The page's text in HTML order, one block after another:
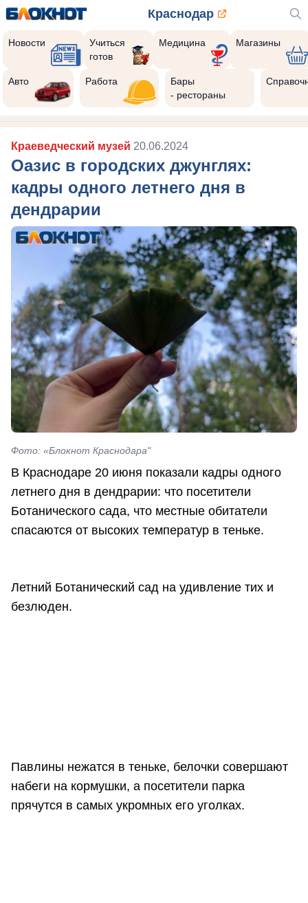
Краснодар
Новости
Учиться
готов
Медицина Магазины
Авто Работа
Бары
- рестораны
Краеведческий музей 20.06.2024
Оазис в городских джунглях:
кадры одного летнего дня в
дендрарии
Фото: «Блокнот Краснодара"
В Краснодаре 20 июня показали кадры одного
летнего дня в дендрарии: что посетители
Ботанического сада, что местные обитатели
спасаются от высоких температур в теньке.
Летний Ботанический сад на удивление тих и
безлюден.
Павлины нежатся в теньке, белочки совершают
набеги на кормушки, а посетители парка
прячутся в самых укромных его уголках.
Реклама закроется через: